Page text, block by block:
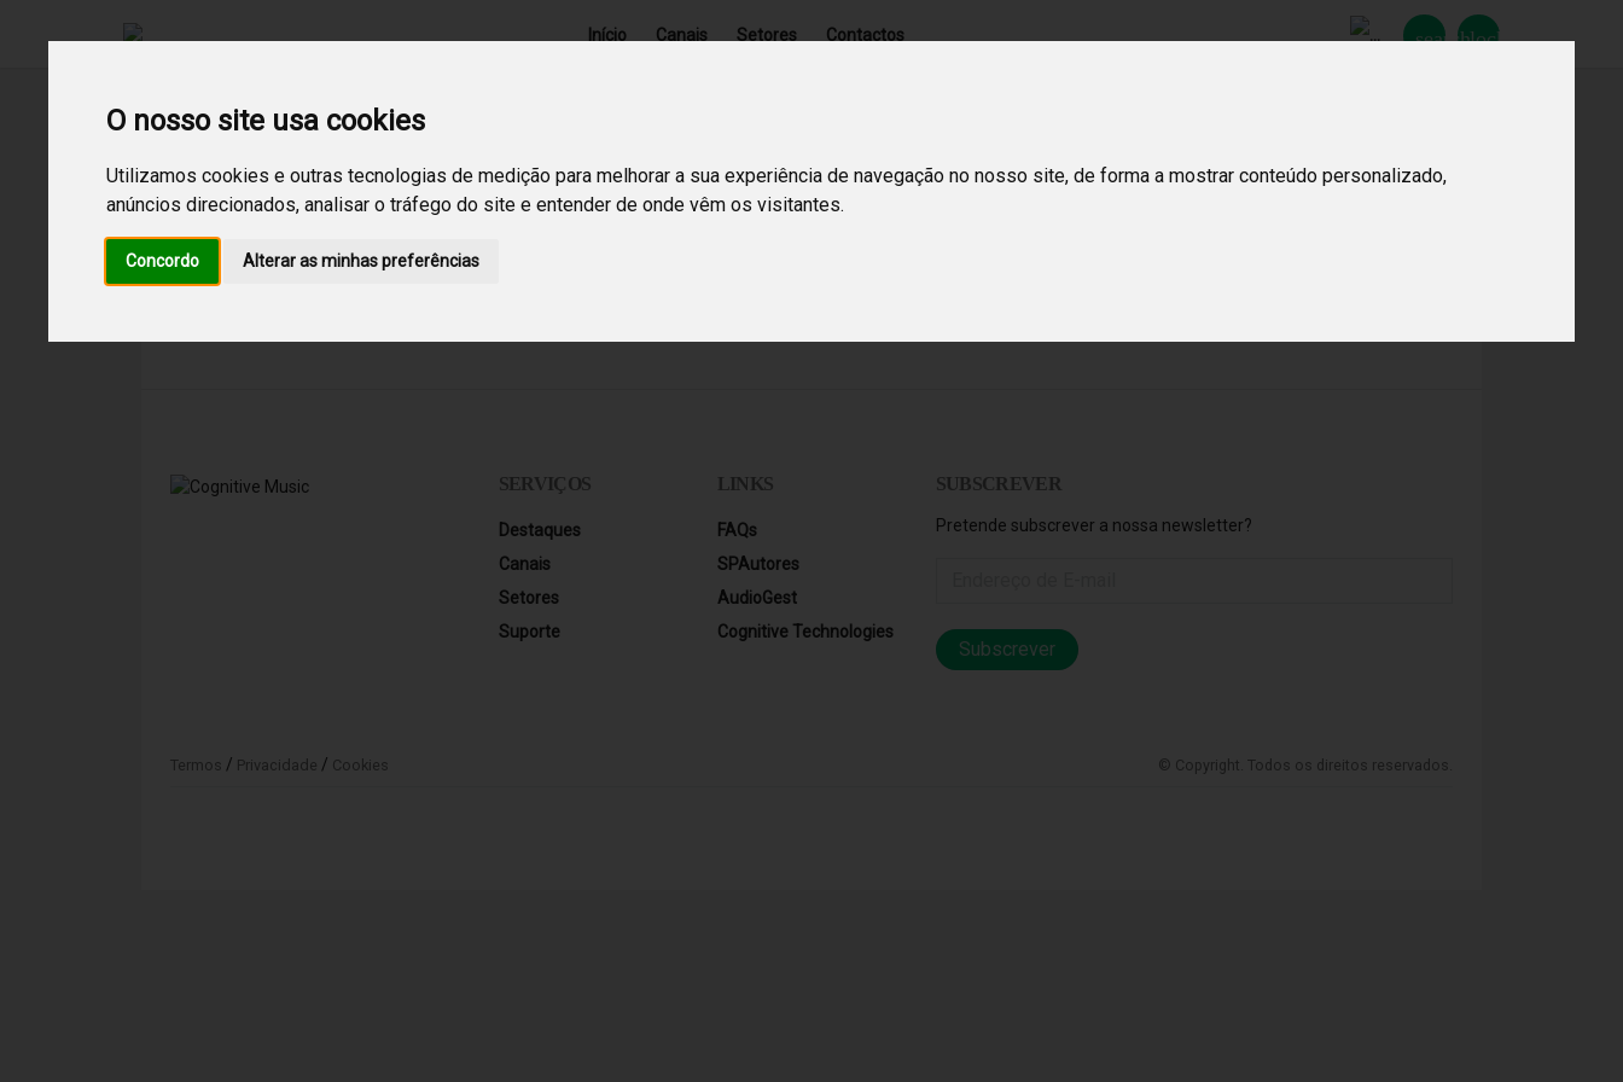
O nosso site usa cookies
Utilizamos cookies e outras tecnologias de medição para melhorar a sua experiência de navegação no nosso site, de forma a mostrar conteúdo personalizado,
anúncios direcionados, analisar o tráfego do site e entender de onde vêm os visitantes.
Concordo Alterar as minhas preferências
lock_open
search
Início Canais Setores Contactos
Procurar
Sem resultados!Não foram encontrados resultados para Christmas in New York! Tente pesquisar por outros termos.
SERVIÇOS
Destaques
Canais
Setores
Suporte
LINKS
FAQs
SPAutores
AudioGest
Cognitive Technologies
SUBSCREVER
Pretende subscrever a nossa newsletter?
Subscrever
Termos / Privacidade / Cookies © Copyright. Todos os direitos reservados.